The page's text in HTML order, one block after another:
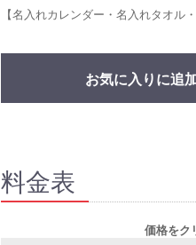
【名入れカレンダー・名入れタオル
お気に入りに追
料金表
価格をク